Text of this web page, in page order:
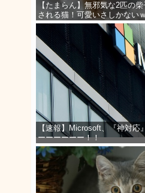
【たまらん】無邪気な2匹の
される猫！可愛いさしかない
【速報】Microsoft、『神対応
ーーーーーー！！